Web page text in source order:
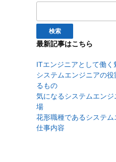
最新記事はこちら
ITエンジニアとして働く
システムエンジニアの
るもの
気になるシステムエン
場
花形職種であるシステ
仕事内容